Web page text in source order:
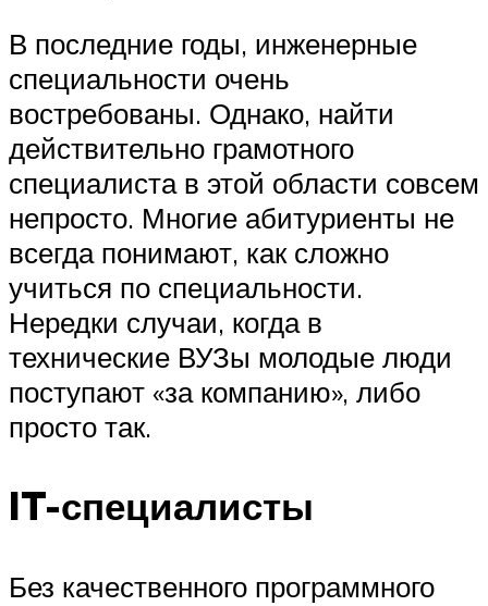
В последние годы, инженерные
специальности очень
востребованы. Однако, найти
действительно грамотного
специалиста в этой области совсем
непросто. Многие абитуриенты не
всегда понимают, как сложно
учиться по специальности.
Нередки случаи, когда в
технические ВУЗы молодые люди
поступают «за компанию», либо
просто так.
IT-специалисты
Без качественного программного